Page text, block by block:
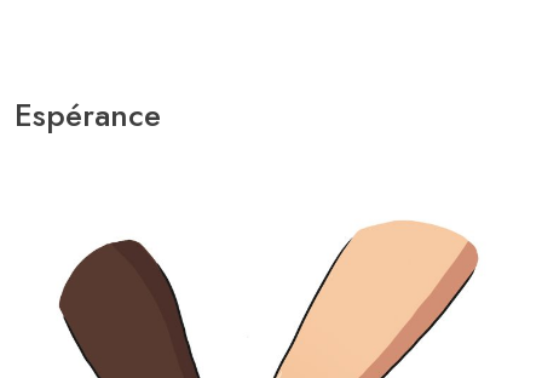
Espérance